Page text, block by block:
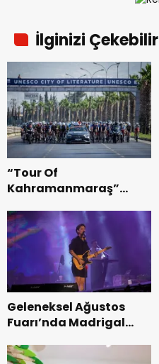
İlginizi Çekebilir
“Tour Of
Kahramanmaraş”
Bisikleti Turnuvası
Tamamlandı.
Geleneksel Ağustos
Fuarı’nda Madrigal